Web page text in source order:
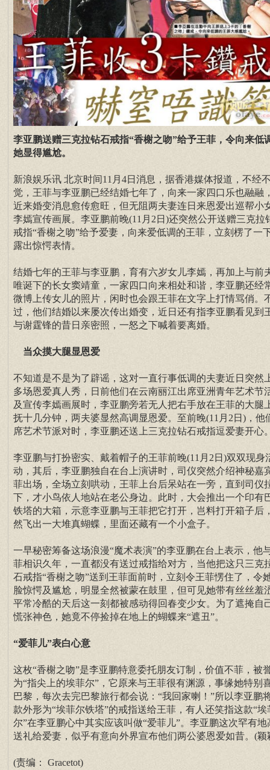
李亚鹏送赠三克拉钻石戒指“香榭之吻”给予王菲，令向来低
她显得尴尬。
新浪娱乐讯 北京时间11月4日消息，据香港媒体报道，不经
觉，王菲与李亚鹏已经结婚七年了，向来一家四口乐也融融
近来婚变消息愈传愈旺，但无阻两夫妻连日来恩爱出巡帮小
李嫣宣传画展。李亚鹏前晚(11月2日)还突然公开送赠三克拉
戒指“香榭之吻”给予爱妻，向来爱低调的王菲，立刻楞了一
露出惊愕表情。
结婚七年的王菲与李亚鹏，育有六岁女儿李嫣，再加上与前
唯诞下的长女窦靖童，一家四口向来相处和谐，李亚鹏还经
微博上传女儿的照片，闲时也会跟王菲在文字上打情骂俏。
过，他们结婚以来屡次传出婚变，近日还有指李亚鹏看见到
与谢霆锋的昔日亲密照，一怒之下喊着要离婚。
当众摸大腿显恩爱
不知道是不是为了辟谣，这对一直行事低调的夫妻近日突然
多场恩爱真人秀，日前他们在云南丽江出席亚洲青年艺术节
及宣传李嫣画展时，李亚鹏旁若无人把右手放在王菲的大腿
抚十几分钟，两夫婆显然高调显恩爱。至前晚(11月2日)，他
席艺术节派对时，李亚鹏还送上三克拉钻石戒指逗爱妻开心
李亚鹏与打扮密实、戴着帽子的王菲前晚(11月2日)双双现身
动，其后，李亚鹏独自在台上演讲时，司仪突然介绍神秘嘉
菲出场，全场立刻哄动，王菲上台后呆站在一旁，直到司仪
下，才小鸟依人地站在老公身边。此时，大会推出一个印有
铁塔的大箱，示意李亚鹏与王菲把它打开，岂料打开箱子后
然飞出一大堆真蝴蝶，里面还藏有一个小盒子。
一早秘密筹备这场浪漫“魔术表演”的李亚鹏在台上表示，他
菲相识久年，一直都没有送过戒指给对方，当他把这只三克
石戒指“香榭之吻”送到王菲面前时，立刻令王菲愣住了，令
脸惊愕及尴尬，明显全然被蒙在鼓里，但可见她带有丝丝羞
平常冷酷的天后这一刻都被感动得回春变少女。为了遮掩自
慌张神色，她竟不停捡掉在地上的蝴蝶来“遮丑”。
“爱菲儿”表白心意
这枚“香榭之吻”是李亚鹏特意委托朋友订制，价值不菲，被
为“指尖上的埃菲尔”，它原来与王菲很有渊源，事缘她特别
巴黎，每次去完巴黎旅行都会说：“我回家喇！”所以李亚鹏
款外形为“埃菲尔铁塔”的戒指送给王菲，有人还笑指这款“埃
尔”在李亚鹏心中其实应该叫做“爱菲儿”。李亚鹏这次罕有地
送礼给爱妻，似乎有意向外界宣布他们两公婆恩爱如昔。(颖
(责编： Gracetot)